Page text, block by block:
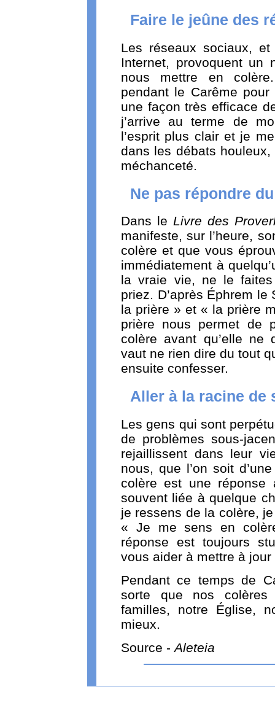
Faire le jeûne des
Les réseaux sociaux,
Internet, provoquent un
nous mettre en
pendant le Carême
une façon très efficace
j’arrive au terme de
l’esprit plus clair et je
dans les débats
méchanceté.
Ne pas répondre
Dans le Livre des
manifeste, sur l’heure,
colère et que vous
immédiatement à
la vraie vie, ne le
priez. D’après Éphrem
la prière » et « la prière
prière nous permet de
colère avant qu’elle ne
vaut ne rien dire du tout
ensuite confesser.
Aller à la racine de
Les gens qui sont
de problèmes sous-
rejaillissent dans leur
nous, que l’on soit
colère est une
souvent liée à quelque
je ressens de la colère,
« Je me sens en
réponse est toujours
vous aider à mettre à
Pendant ce temps de
sorte que nos colères
familles, notre Église,
mieux.
Source -Aleteia